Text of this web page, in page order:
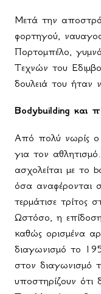
Μετά την
φορτηγού,
Πορτομπέλο,
Τεχνών του
δουλειά του ήταν
Bodybuilding και
Από πολύ νωρίς ο
για τον
ασχολείται με το
όσα αναφέρονται
τερμάτισε τρίτος
Ωστόσο, η
καθώς ορισμένα
διαγωνισμό το
στον διαγωνισμό
υποστηρίζουν ότι